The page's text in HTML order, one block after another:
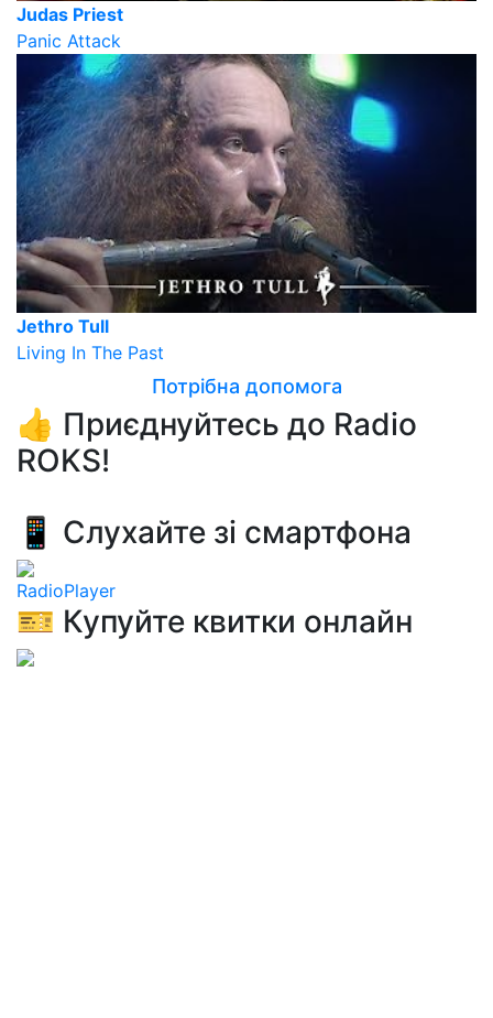
Judas Priest
Panic Attack
Jethro Tull
Living In The Past
Потрібна допомога
👍 Приєднуйтесь до Radio
ROKS!
📱 Слухайте зі смартфона
RadioPlayer
🎫 Купуйте квитки онлайн